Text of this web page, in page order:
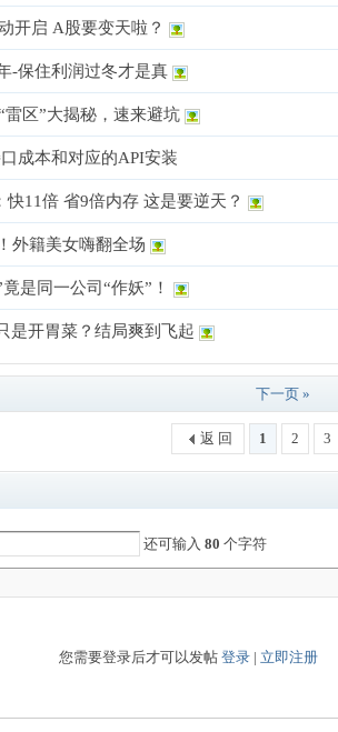
开启 A股要变天啦？
-保住利润过冬才是真
区”大揭秘，速来避坑
成本和对应的API安装
11倍 省9倍内存 这是要逆天？
外籍美女嗨翻全场
是同一公司“作妖”！
是开胃菜？结局爽到飞起
下一页 »
1 2 3
返 回
还可输入 80 个字符
您需要登录后才可以发帖 登录| 立即注册